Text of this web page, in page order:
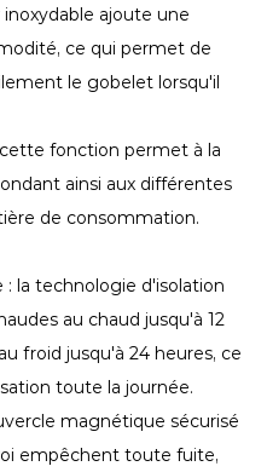
ajoute une
ce qui permet de
le gobelet lorsqu'il
fonction permet à la
ainsi aux différentes
de consommation.
la technologie d'isolation
au chaud jusqu'à 12
froid jusqu'à 24 heures, ce
toute la journée.
magnétique sécurisé
empêchent toute fuite,